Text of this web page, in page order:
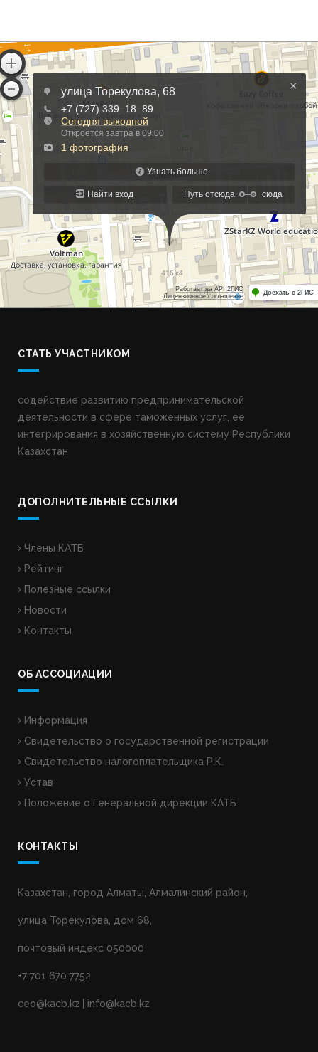
СТАТЬ УЧАСТНИКОМ
содействие развитию предпринимательской
деятельности в сфере таможенных услуг, ее
интегрирования в хозяйственную систему Республики
Казахстан
ДОПОЛНИТЕЛЬНЫЕ ССЫЛКИ
Члены КАТБ
Рейтинг
Полезные ссылки
Новости
Контакты
ОБ АССОЦИАЦИИ
Информация
Свидетельство о государственной регистрации
Свидетельство налогоплательщика Р.К.
Устав
Положение о Генеральной дирекции КАТБ
КОНТАКТЫ
Казахстан, город Алматы, Алмалинский район,
улица Торекулова, дом 68,
почтовый индекс 050000
+7 701 670 7752
ceo@kacb.kz info@kacb.kz